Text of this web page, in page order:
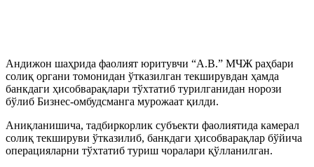
Андижон шаҳрида фаолият юритувчи “A.B.” МЧЖ раҳбари
солиқ органи томонидан ўтказилган текширувдан ҳамда
банкдаги ҳисобварақлари тўхтатиб турилганидан норози
бўлиб Бизнес-омбудсманга мурожаат қилди.
Аниқланишича, тадбиркорлик субъекти фаолиятида камерал
солиқ текшируви ўтказилиб, банкдаги ҳисобварақлар бўйича
операцияларни тўхтатиб туриш чоралари қўлланилган.